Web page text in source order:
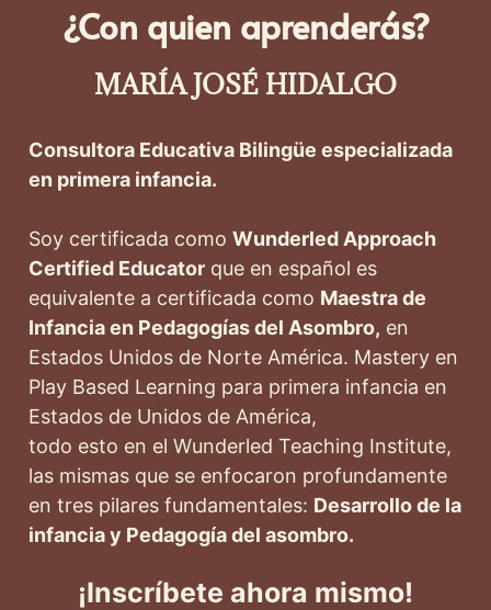
¿Con quien aprenderás?
MARÍA JOSÉ HIDALGO
Consultora Educativa Bilingüe especializada
en primera infancia.
Soy certificada como Wunderled Approach
Certified Educator que en español es
equivalente a certificada como Maestra de
Infancia en Pedagogías del Asombro, en
Estados Unidos de Norte América. Mastery en
Play Based Learning para primera infancia en
Estados de Unidos de América,
todo esto en el Wunderled Teaching Institute,
las mismas que se enfocaron profundamente
en tres pilares fundamentales: Desarrollo de la
infancia y Pedagogía del asombro.
¡Inscríbete ahora mismo!